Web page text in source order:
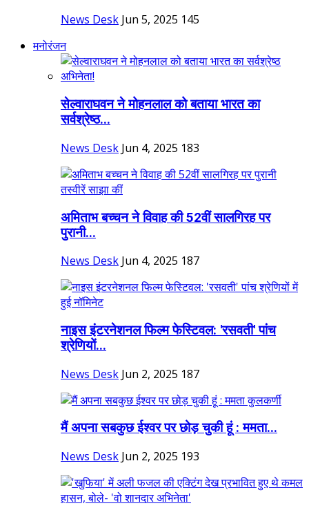
News Desk Jun 5, 2025 145
मनोरंजन
सेल्वाराघवन ने मोहनलाल को बताया भारत का
सर्वश्रेष्ठ...
News Desk Jun 4, 2025 183
अमिताभ बच्चन ने विवाह की 52वीं सालगिरह पर
पुरानी...
News Desk Jun 4, 2025 187
नाइस इंटरनेशनल फिल्म फेस्टिवल: 'रसवती' पांच
श्रेणियों...
News Desk Jun 2, 2025 187
मैं अपना सबकुछ ईश्वर पर छोड़ चुकी हूं : ममता...
News Desk Jun 2, 2025 193